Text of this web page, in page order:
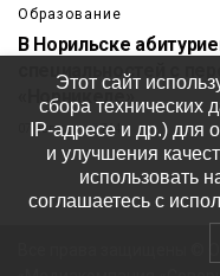
Образование
В Норильске
специальностей с
«Норникеле»
07 августа 744
Все права защищены ©
Этот сайт
сбора технических
IP-адресе и др.) для
и улучшения
использовать
соглашаетесь с